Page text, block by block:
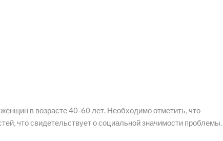
в возрасте 40-60 лет. Необходимо отметить, что
что свидетельствует о социальной значимости проблемы.